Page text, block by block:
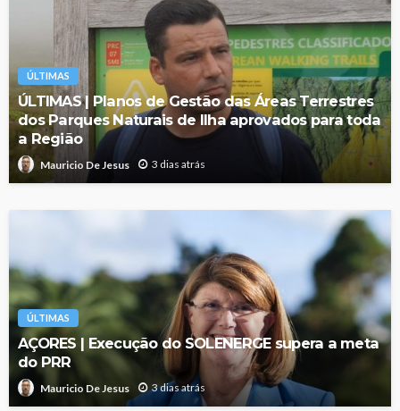
ÚLTIMAS
ÚLTIMAS | Planos de Gestão das Áreas Terrestres
dos Parques Naturais de Ilha aprovados para toda
a Região
Mauricio De Jesus 3 dias atrás
ÚLTIMAS
AÇORES | Execução do SOLENERGE supera a meta
do PRR
Mauricio De Jesus 3 dias atrás